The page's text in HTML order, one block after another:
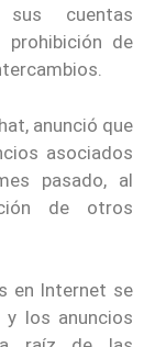
cuentas
prohibición de
anunció que
asociados
pasado, al
de otros
en Internet se
los anuncios